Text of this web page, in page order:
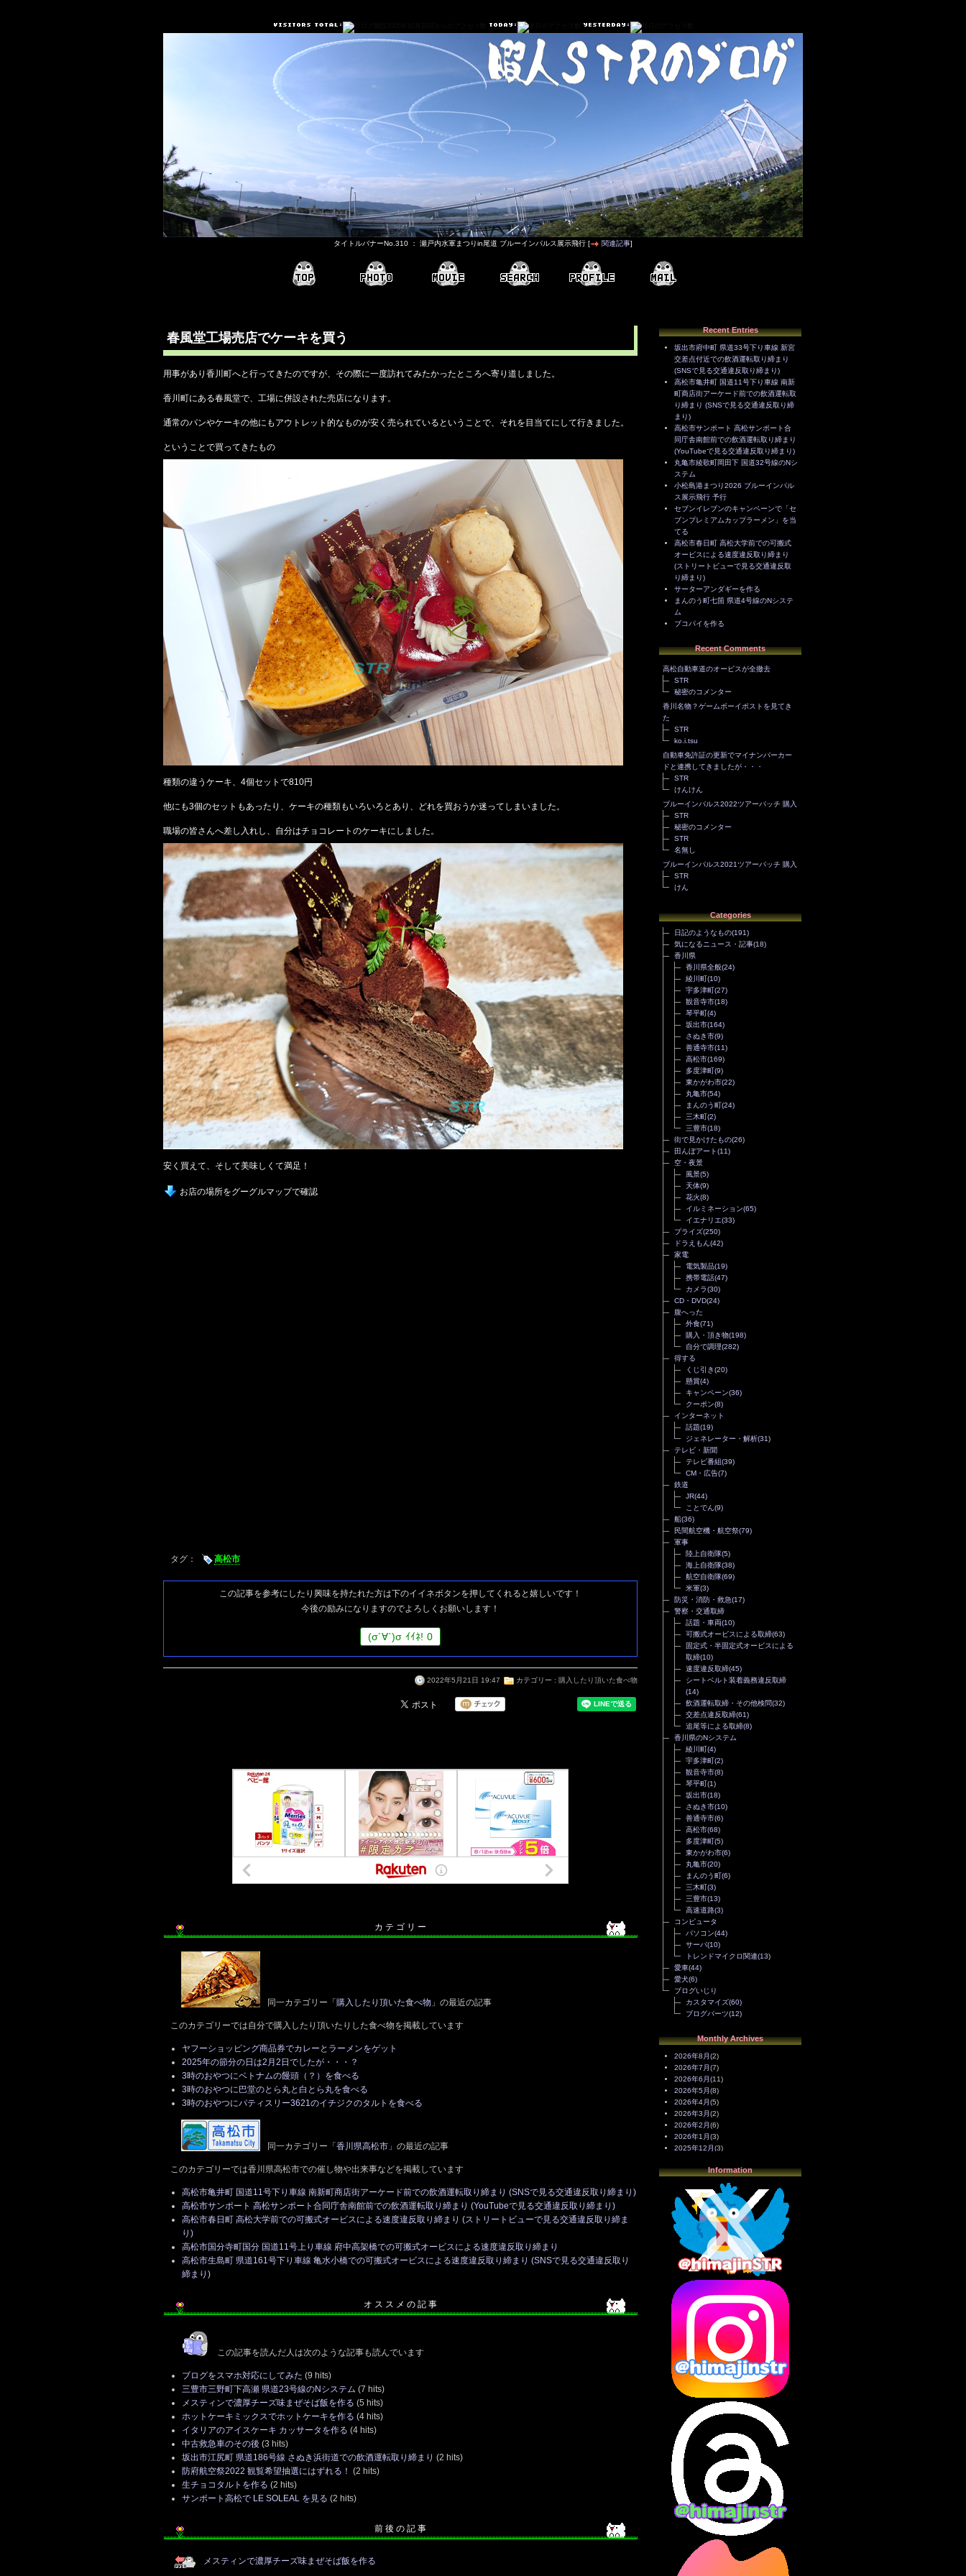
タイトルバナーNo.310 ： 瀬戸内水軍まつりin尾道 ブルーインパルス展示飛行 [ 関連記事]
春風堂工場売店でケーキを買う
用事があり香川町へと行ってきたのですが、その際に一度訪れてみたかったところへ寄り道しました。
香川町にある春風堂で、工場に併設された売店になります。
通常のパンやケーキの他にもアウトレット的なものが安く売られているということで、それを目当てにして行きました。
ということで買ってきたもの
種類の違うケーキ、4個セットで810円
他にも3個のセットもあったり、ケーキの種類もいろいろとあり、どれを買おうか迷ってしまいました。
職場の皆さんへ差し入れし、自分はチョコレートのケーキにしました。
安く買えて、そして美味しくて満足！
お店の場所をグーグルマップで確認
タグ： 高松市
この記事を参考にしたり興味を持たれた方は下のイイネボタンを押してくれると嬉しいです！
今後の励みになりますのでよろしくお願いします！
(σ´∀`)σ ｲｲﾈ! 0
2022年5月21日 19:47 カテゴリー : 購入したり頂いた食べ物
カ テ ゴ リ ー
同一カテゴリー「 購入したり頂いた食べ物 」の最近の記事
このカテゴリーでは自分で購入したり頂いたりした食べ物を掲載しています
ヤフーショッピング商品券でカレーとラーメンをゲット
2025年の節分の日は2月2日でしたが・・・？
3時のおやつにベトナムの饅頭（？）を食べる
3時のおやつに巴堂のとら丸と白とら丸を食べる
3時のおやつにパティスリー3621のイチジクのタルトを食べる
同一カテゴリー「 香川県高松市 」の最近の記事
このカテゴリーでは香川県高松市での催し物や出来事などを掲載しています
高松市亀井町 国道11号下り車線 南新町商店街アーケード前での飲酒運転取り締まり (SNSで見る交通違反取り締まり)
高松市サンポート 高松サンポート合同庁舎南館前での飲酒運転取り締まり (YouTubeで見る交通違反取り締まり)
高松市春日町 高松大学前での可搬式オービスによる速度違反取り締まり (ストリートビューで見る交通違反取り締ま
り)
高松市国分寺町国分 国道11号上り車線 府中高架橋での可搬式オービスによる速度違反取り締まり
高松市生島町 県道161号下り車線 亀水小橋での可搬式オービスによる速度違反取り締まり (SNSで見る交通違反取り
締まり)
オ ス ス メ の 記 事
この記事を読んだ人は次のような記事も読んでいます
ブログをスマホ対応にしてみた (9 hits)
三豊市三野町下高瀬 県道23号線のNシステム (7 hits)
メスティンで濃厚チーズ味まぜそば飯を作る (5 hits)
ホットケーキミックスでホットケーキを作る (4 hits)
イタリアのアイスケーキ カッサータを作る (4 hits)
中古救急車のその後 (3 hits)
坂出市江尻町 県道186号線 さぬき浜街道での飲酒運転取り締まり (2 hits)
防府航空祭2022 観覧希望抽選にはずれる！ (2 hits)
生チョコタルトを作る (2 hits)
サンポート高松で LE SOLEAL を見る (2 hits)
前 後 の 記 事
メスティンで濃厚チーズ味まぜそば飯を作る
Recent Entries
坂出市府中町 県道33号下り車線 新宮
交差点付近での飲酒運転取り締まり
(SNSで見る交通違反取り締まり)
高松市亀井町 国道11号下り車線 南新
町商店街アーケード前での飲酒運転取
り締まり (SNSで見る交通違反取り締
まり)
高松市サンポート 高松サンポート合
同庁舎南館前での飲酒運転取り締まり
(YouTubeで見る交通違反取り締まり)
丸亀市綾歌町岡田下 国道32号線のNシ
ステム
小松島港まつり2026 ブルーインパル
ス展示飛行 予行
セブンイレブンのキャンペーンで「セ
ブンプレミアムカップラーメン」を当
てる
高松市春日町 高松大学前での可搬式
オービスによる速度違反取り締まり
(ストリートビューで見る交通違反取
り締まり)
サーターアンダギーを作る
まんのう町七箇 県道4号線のNシステ
ム
ブコパイを作る
Recent Comments
高松自動車道のオービスが全撤去
STR
秘密のコメンター
香川名物？ゲームボーイポストを見てき
た
STR
ko.i.tsu
自動車免許証の更新でマイナンバーカー
ドと連携してきましたが・・・
STR
けんけん
ブルーインパルス2022ツアーパッチ 購入
STR
秘密のコメンター
STR
名無し
ブルーインパルス2021ツアーパッチ 購入
STR
けん
Categories
日記のようなもの(191)
気になるニュース・記事(18)
香川県
香川県全般(24)
綾川町(10)
宇多津町(27)
観音寺市(18)
琴平町(4)
坂出市(164)
さぬき市(9)
善通寺市(11)
高松市(169)
多度津町(9)
東かがわ市(22)
丸亀市(54)
まんのう町(24)
三木町(2)
三豊市(18)
街で見かけたもの(26)
田んぼアート(11)
空・夜景
風景(5)
天体(9)
花火(8)
イルミネーション(65)
イエナリエ(33)
プライズ(250)
ドラえもん(42)
家電
電気製品(19)
携帯電話(47)
カメラ(30)
CD・DVD(24)
腹へった
外食(71)
購入・頂き物(198)
自分で調理(282)
得する
くじ引き(20)
懸賞(4)
キャンペーン(36)
クーポン(8)
インターネット
話題(19)
ジェネレーター・解析(31)
テレビ・新聞
テレビ番組(39)
CM・広告(7)
鉄道
JR(44)
ことでん(9)
船(36)
民間航空機・航空祭(79)
軍事
陸上自衛隊(5)
海上自衛隊(38)
航空自衛隊(69)
米軍(3)
防災・消防・救急(17)
警察・交通取締
話題・車両(10)
可搬式オービスによる取締(63)
固定式・半固定式オービスによる
取締(10)
速度違反取締(45)
シートベルト装着義務違反取締
(14)
飲酒運転取締・その他検問(32)
交差点違反取締(61)
追尾等による取締(8)
香川県のNシステム
綾川町(4)
宇多津町(2)
観音寺市(8)
琴平町(1)
坂出市(18)
さぬき市(10)
善通寺市(6)
高松市(68)
多度津町(5)
東かがわ市(6)
丸亀市(20)
まんのう町(6)
三木町(3)
三豊市(13)
高速道路(3)
コンピュータ
パソコン(44)
サーバ(10)
トレンドマイクロ関連(13)
愛車(44)
愛犬(6)
ブログいじり
カスタマイズ(60)
ブログパーツ(12)
Monthly Archives
2026年8月(2)
2026年7月(7)
2026年6月(11)
2026年5月(8)
2026年4月(5)
2026年3月(2)
2026年2月(6)
2026年1月(3)
2025年12月(3)
2025年10月(3)
2025年8月 (3)
2025年7月(2)
2025年6月(1)
2025年5月
(7)
2025年4月(2)
2025年3月 (8)
2025年2月(10)
2025年1月
2024年12月
2024年11月(13)
2024年10月
2024年9月 (14)
2024年8月 (13)
2024年7月
(7)
2024年6月(10)
2024年5月(12)
2024年4月(15)
2024年3月
2024年1月
2023年12月
2023年11月 (4)
2023年10月
(3)
2023年9月
2023年8月(12)
2023年7月
(14)
2023年6月
2023年5月
(5)
2023年4月(6)
2023年3月
(3)
2023年1月
2022年12月
2022年11月
Information